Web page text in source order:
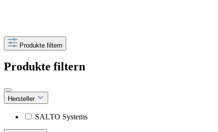
Produkte filtern
Produkte filtern
Hersteller
SALTO Systems